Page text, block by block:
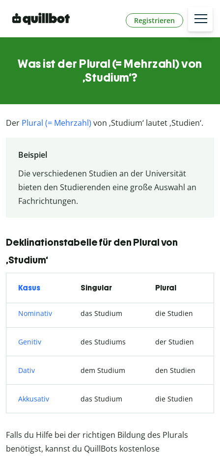
Registrieren
Was ist der Plural (= Mehrzahl) von
‚Studium‘?
Der Plural (= Mehrzahl) von ‚Studium‘ lautet ‚Studien‘.
Beispiel
Die verschiedenen Studien an der Universität
bieten den Studierenden eine große Auswahl an
Fachrichtungen.
Deklinationstabelle für den Plural von
‚Studium‘
Kasus Singular Plural
Nominativ das Studium die Studien
Genitiv des Studiums der Studien
Dativ dem Studium den Studien
Akkusativ das Studium die Studien
Falls du Hilfe bei der richtigen Bildung des Plurals
benötigst, kannst du QuillBots kostenlose